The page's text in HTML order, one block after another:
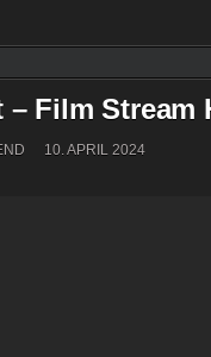
Film Stream
10. APRIL 2024